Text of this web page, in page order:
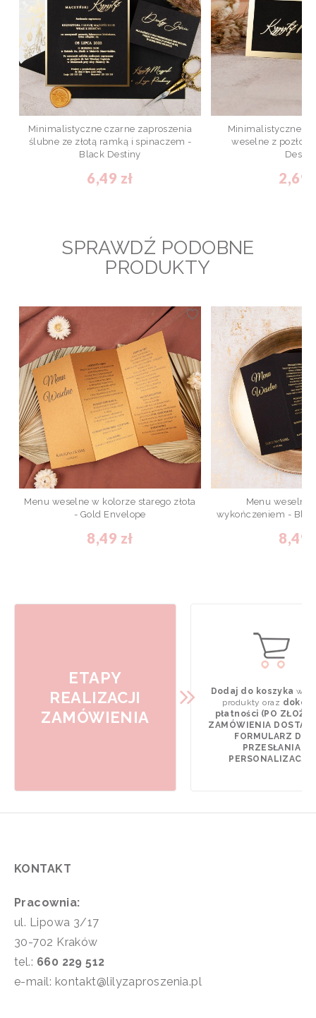
Minimalistyczne czarne zaproszenia
ślubne ze złotą ramką i spinaczem -
Black Destiny
6,49 zł
Minimalistyczne
weselne z
2,69
SPRAWDŹ PODOBNE
PRODUKTY
Menu weselne w kolorze starego złota
- Gold Envelope
8,49 zł
Menu weselne
wykończeniem -
8,49
ETAPY
REALIZACJI
ZAMÓWIENIA
Dodaj do koszyka
produkty oraz
płatności (PO
ZAMÓWIENIA
FORMULARZ DO
PRZESŁANIA
PERSONALIZACJI).
KONTAKT
Pracownia:
ul. Lipowa 3/17
30-702 Kraków
tel.: 660 229 512
e-mail: kontakt@lilyzaproszenia.pl